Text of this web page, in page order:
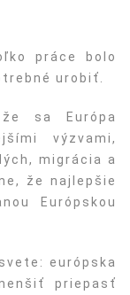
práce bolo
urobiť.
sa Európa
výzvami,
migrácia a
že najlepšie
Európskou
európska
priepasť